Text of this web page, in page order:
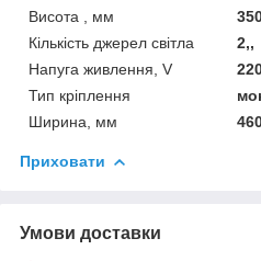
Висота , мм
Кількість джерел світла
2,,
Напуга живлення, V
Тип кріплення
Ширина, мм
Приховати
Умови доставки